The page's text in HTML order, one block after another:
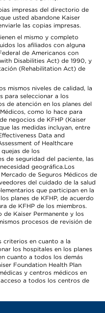
impresas del directorio de
usted abandone Kaiser
las copias impresas.
el mismo y completo
los afiliados con alguna
de Americanos con
Disabilities Act) de 1990, y
(Rehabilitation Act) de
mismos niveles de calidad, la
para seleccionar a los
de atención en los planes del
como lo hace para
negocios de KFHP (Kaiser
las medidas incluyan, entre
Data and
of Healthcare
de los
de seguridad del paciente, las
geográfica.Los
de Seguros Médicos de
del cuidado de la salud
que participan en la
planes de KFHP, de acuerdo
de KFHP de los miembros.
Kaiser Permanente y los
procesos de revisión de
criterios en cuanto a la
los hospitales en los planes
cuanto a todos los demás
Foundation Health Plan
y centros médicos en
a todos los centros de